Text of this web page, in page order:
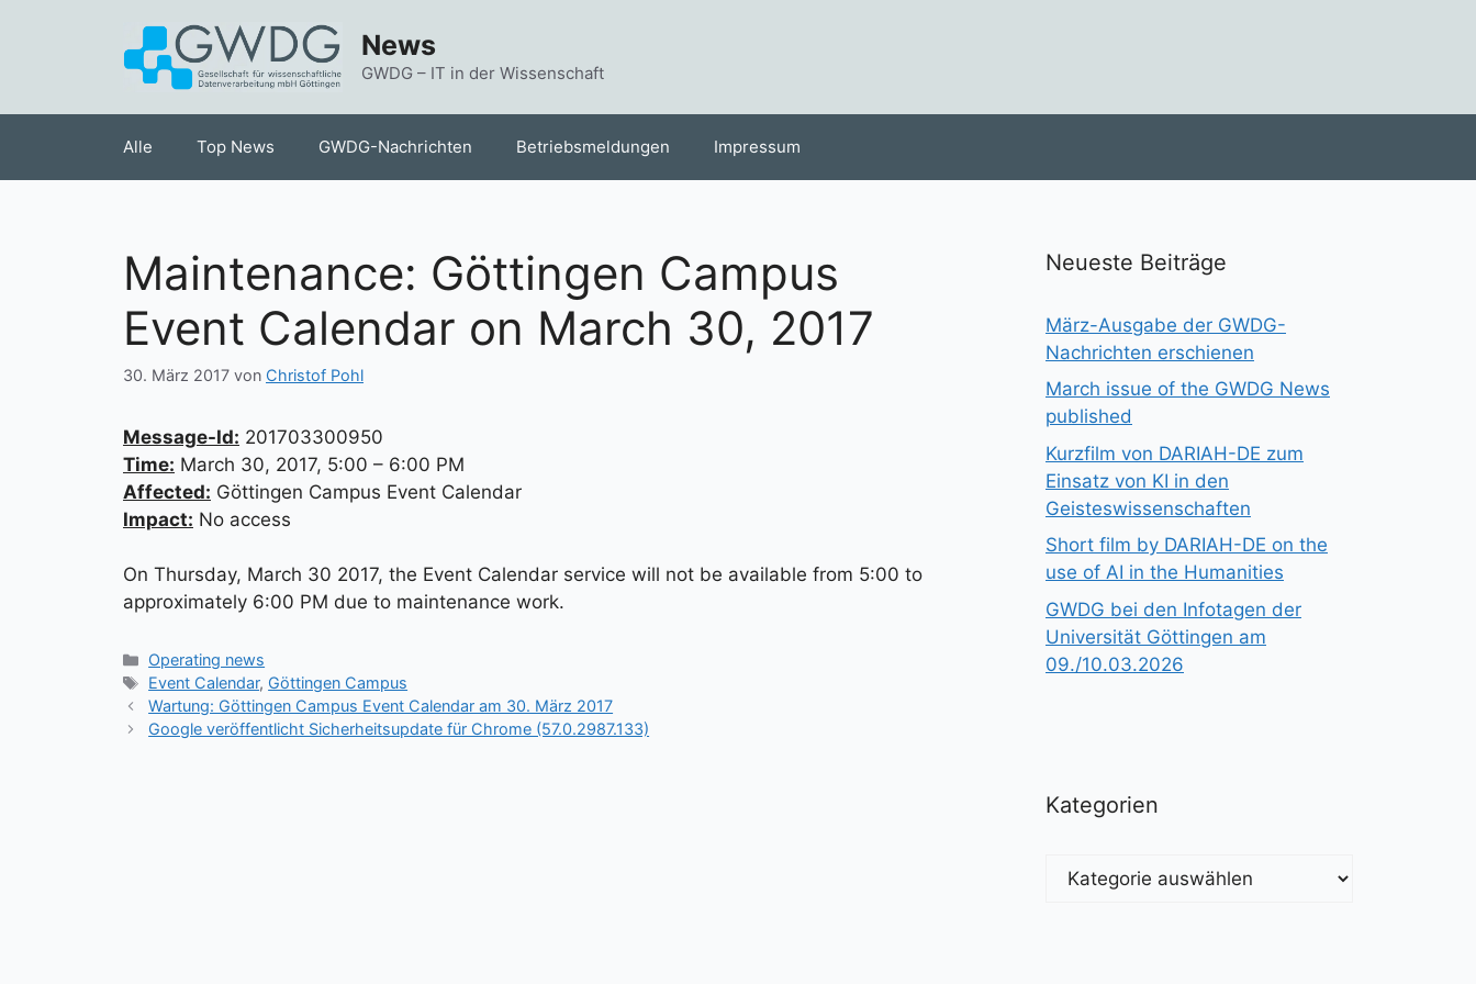
News
GWDG – IT in der Wissenschaft
Alle Top News GWDG-Nachrichten Betriebsmeldungen Impressum
Maintenance: Göttingen Campus
Event Calendar on March 30, 2017
30. März 2017 von Christof Pohl
Message-Id: 201703300950
Time: March 30, 2017, 5:00 – 6:00 PM
Affected: Göttingen Campus Event Calendar
Impact: No access
On Thursday, March 30 2017, the Event Calendar service will not be available from 5:00 to
approximately 6:00 PM due to maintenance work.
Kategorien
Operating news
Schlagwörter
Event Calendar, Göttingen Campus
Wartung: Göttingen Campus Event Calendar am 30. März 2017
Google veröffentlicht Sicherheitsupdate für Chrome (57.0.2987.133)
Neueste Beiträge
März-Ausgabe der GWDG-
Nachrichten erschienen
March issue of the GWDG News
published
Kurzfilm von DARIAH-DE zum
Einsatz von KI in den
Geisteswissenschaften
Short film by DARIAH-DE on the
use of AI in the Humanities
GWDG bei den Infotagen der
Universität Göttingen am
09./10.03.2026
Kategorien
Kategorien